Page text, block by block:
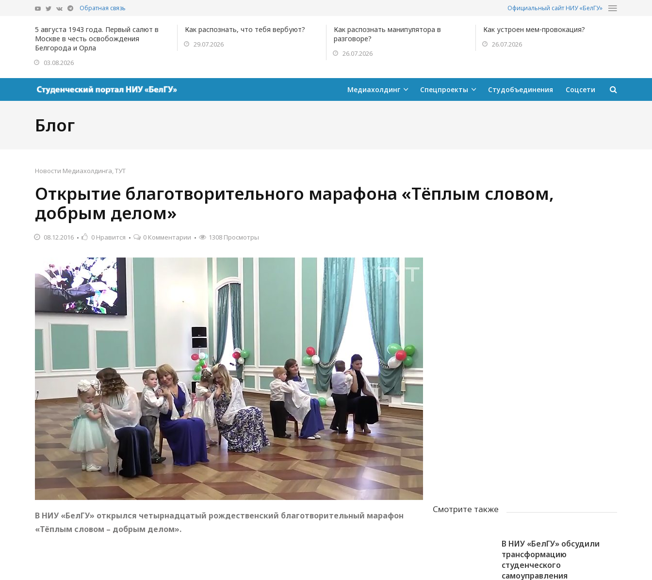
Обратная связь Официальный сайт НИУ «БелГУ»
5 августа 1943 года. Первый салют в
Москве в честь освобождения
Белгорода и Орла
03.08.2026
Как распознать, что тебя вербуют?
29.07.2026
Как распознать манипулятора в
разговоре?
26.07.2026
Как устроен мем-провокация?
26.07.2026
Медиахолдинг Спецпроекты Студобъединения Соцсети
Блог
Новости Медиахолдинга,ТУТ
Открытие благотворительного марафона «Тёплым словом,
добрым делом»
08.12.2016 0 Нравится 0 Комментарии 1308 Просмотры
В НИУ «БелГУ» открылся четырнадцатый рождественский благотворительный марафон
«Тёплым словом – добрым делом».
Смотрите также
В НИУ «БелГУ» обсудили
трансформацию
студенческого
самоуправления